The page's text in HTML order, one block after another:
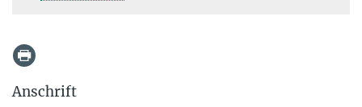
Anschrift